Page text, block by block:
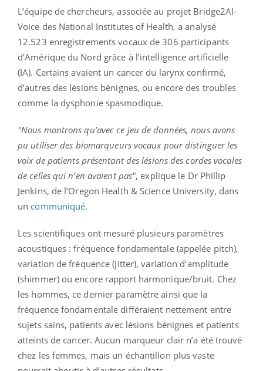
L’équipe de chercheurs, associée au projet Bridge2AI-
Voice des National Institutes of Health, a analysé
12.523 enregistrements vocaux de 306 participants
d’Amérique du Nord grâce à l’intelligence artificielle
(IA). Certains avaient un cancer du larynx confirmé,
d’autres des lésions bénignes, ou encore des troubles
comme la dysphonie spasmodique.
"Nous montrons qu’avec ce jeu de données, nous avons
pu utiliser des biomarqueurs vocaux pour distinguer les
voix de patients présentant des lésions des cordes vocales
de celles qui n’en avaient pas", explique le Dr Phillip
Jenkins, de l’Oregon Health & Science University, dans
un communiqué.
Les scientifiques ont mesuré plusieurs paramètres
acoustiques : fréquence fondamentale (appelée pitch),
variation de fréquence (jitter), variation d’amplitude
(shimmer) ou encore rapport harmonique/bruit. Chez
les hommes, ce dernier paramètre ainsi que la
fréquence fondamentale différaient nettement entre
sujets sains, patients avec lésions bénignes et patients
atteints de cancer. Aucun marqueur clair n’a été trouvé
chez les femmes, mais un échantillon plus vaste